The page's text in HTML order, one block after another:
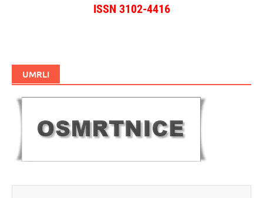
ISSN 3102-4416
UMRLI